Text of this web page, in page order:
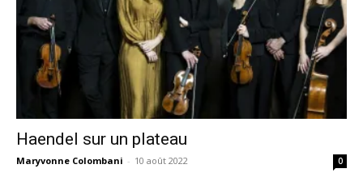
Haendel sur un plateau
Maryvonne Colombani - 10 août 2022 0